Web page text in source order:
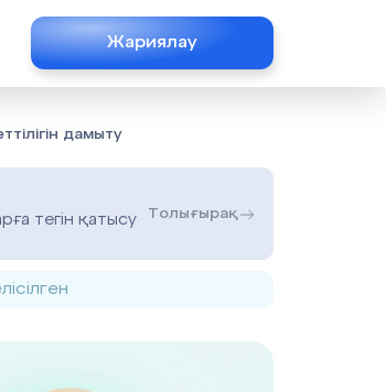
Жариялау
дамыту
тегін қатысу
Толығырақ